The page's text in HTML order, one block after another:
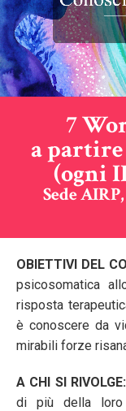
7
a partire
(ogni
Sede
OBIETTIVI DEL
psicosomatica
risposta
è conoscere da
mirabili forze
A CHI SI RIVOLGE:
di più della loro